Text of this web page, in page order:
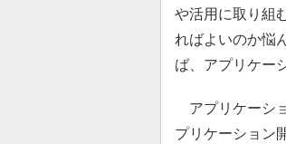
や活用に取り組
ればよいのか悩
ば、アプリケー
アプリケーシ
プリケーション